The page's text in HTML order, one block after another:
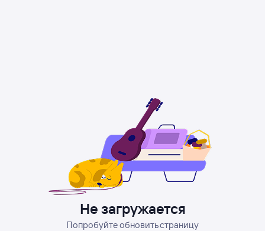
Не загружается
Попробуйте обновить страницу